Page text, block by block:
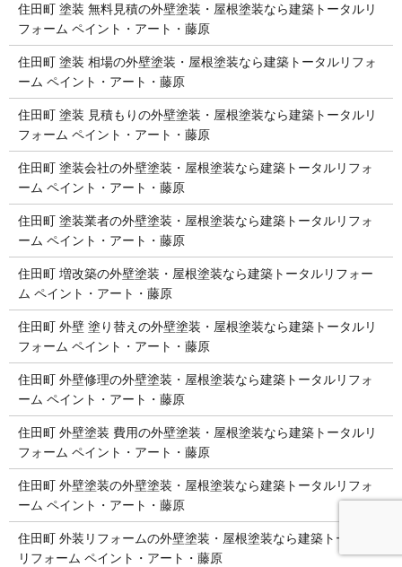
住田町 塗装 無料見積の外壁塗装・屋根塗装なら建築トータルリ
フォーム ペイント・アート・藤原
住田町 塗装 相場の外壁塗装・屋根塗装なら建築トータルリフォ
ーム ペイント・アート・藤原
住田町 塗装 見積もりの外壁塗装・屋根塗装なら建築トータルリ
フォーム ペイント・アート・藤原
住田町 塗装会社の外壁塗装・屋根塗装なら建築トータルリフォ
ーム ペイント・アート・藤原
住田町 塗装業者の外壁塗装・屋根塗装なら建築トータルリフォ
ーム ペイント・アート・藤原
住田町 増改築の外壁塗装・屋根塗装なら建築トータルリフォー
ム ペイント・アート・藤原
住田町 外壁 塗り替えの外壁塗装・屋根塗装なら建築トータルリ
フォーム ペイント・アート・藤原
住田町 外壁修理の外壁塗装・屋根塗装なら建築トータルリフォ
ーム ペイント・アート・藤原
住田町 外壁塗装 費用の外壁塗装・屋根塗装なら建築トータルリ
フォーム ペイント・アート・藤原
住田町 外壁塗装の外壁塗装・屋根塗装なら建築トータルリフォ
ーム ペイント・アート・藤原
住田町 外装リフォームの外壁塗装・屋根塗装なら建築トータル
リフォーム ペイント・アート・藤原